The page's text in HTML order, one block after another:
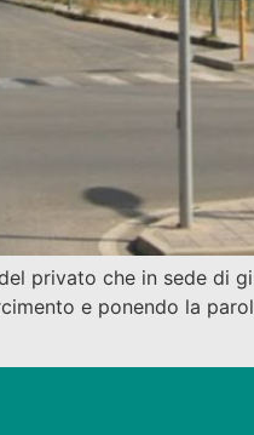
privato che in sede di
e ponendo la